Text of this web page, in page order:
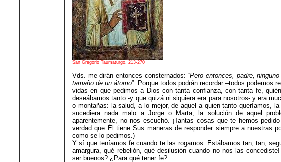
San Gregorio Taumaturgo, 213-270
Vds. me dirán entonces consternados: “Pero entonces, padre,
tamaño de un átomo”. Porque todos podrán recordar –todos podemos
vidas en que pedimos a Dios con tanta confianza, con tanta fe,
deseábamos tanto -y que quizá ni siquiera era para nosotros- y era
o montañas: la salud, a lo mejor, de aquel a quien tanto queríamos,
sucediera nada malo a Jorge o Marta, la solución de aquel
aparentemente, no nos escuchó. ¡Tantas cosas que te hemos
verdad que Él tiene Sus maneras de responder siempre a nuestras
como se lo pedimos.)
Y sí que teníamos fe cuando te las rogamos. Estábamos tan, tan,
amargura, qué rebelión, qué desilusión cuando no nos las
ser buenos? ¿Para qué tener fe?